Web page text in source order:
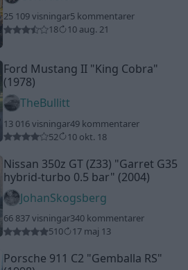
25 109 visningar5 kommentarer
18
10 aug. 21
Ford Mustang II "King Cobra"
(1978)
TheBullitt
13 016 visningar49 kommentarer
52
10 okt. 18
Nissan 350z GT (Z33) "Garret G35
hybrid-turbo 0.5 bar" (2004)
JohanSkogsberg
66 837 visningar340 kommentarer
510
17 maj 13
Porsche 911 C2 "Gemballa RS"